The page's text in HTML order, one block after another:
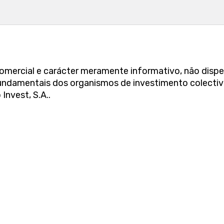
e carácter meramente informativo, não
dos organismos de investimento
S.A..